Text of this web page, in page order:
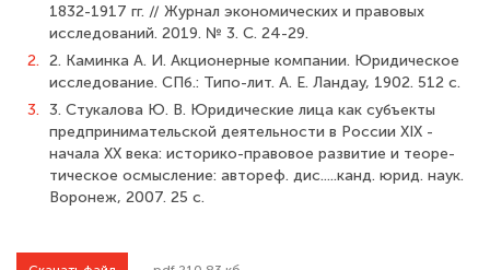
1832-1917 гг. // Журнал экономических и правовых
исследований. 2019. № 3. С. 24-29.
2. 2. Каминка А. И. Акционерные компании. Юридическое
исследование. СПб.: Типо-лит. А. Е. Ландау, 1902. 512 с.
3. 3. Стукалова Ю. В. Юридические лица как субъекты
предпринимательской деятельности в России XIX -
начала XX века: историко-правовое развитие и теоре­
тическое осмысление: автореф. дис.....канд. юрид. наук.
Воронеж, 2007. 25 с.